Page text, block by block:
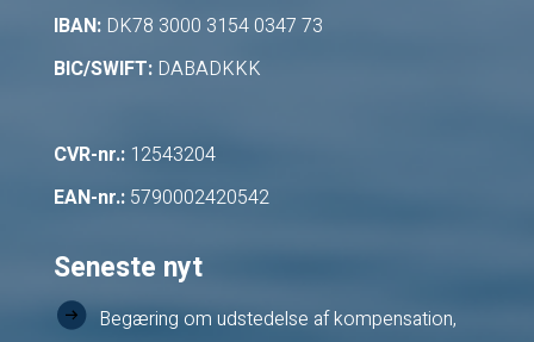
IBAN:DK78 3000 3154 0347 73
BIC/SWIFT:DABADKKK
CVR-nr.:12543204
EAN-nr.:5790002420542
Seneste nyt
Begæring om udstedelse af kompensation,